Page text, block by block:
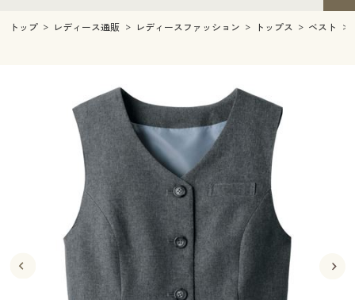
レディースファッション
インナー・下着通販すべて
メンズ下着
ジュニア・ティーンズ下着
メンズ
メンズファッション
家電・雑貨すべて
キッチン・雑貨・日用品
寝具・インテリア・家具
寝具・インテリア・家具通販すべて
寝具・ベッド
カーテン・ラグ・ファブリック
美容・健康
美容・健康通販すべて
美容・健康・サプリメント
制服・スクール
制服・スクールすべて
制服・学生服
大きいサイズ
大きいサイズ通販すべて
バーゲン
ジュニア・ティーンズ下着
メンズ下着
キッチン・雑貨・日用品
寝具・インテリア・家具通販すべて
寝具・ベッド
カーテン・ラグ・ファブリック
美容・健康
美容・健康通販すべて
美容・健康・サプリメント
制服・スクール
制服・スクールすべて
制服・学生服
ジュニア・ティーンズ下着
大きいサイズ
大きいサイズ通販すべて
大きいサイズ レディース服
バーゲン
バーゲンセール
詳細検索
トップ レディース通販 レディースファッション トップス ベスト